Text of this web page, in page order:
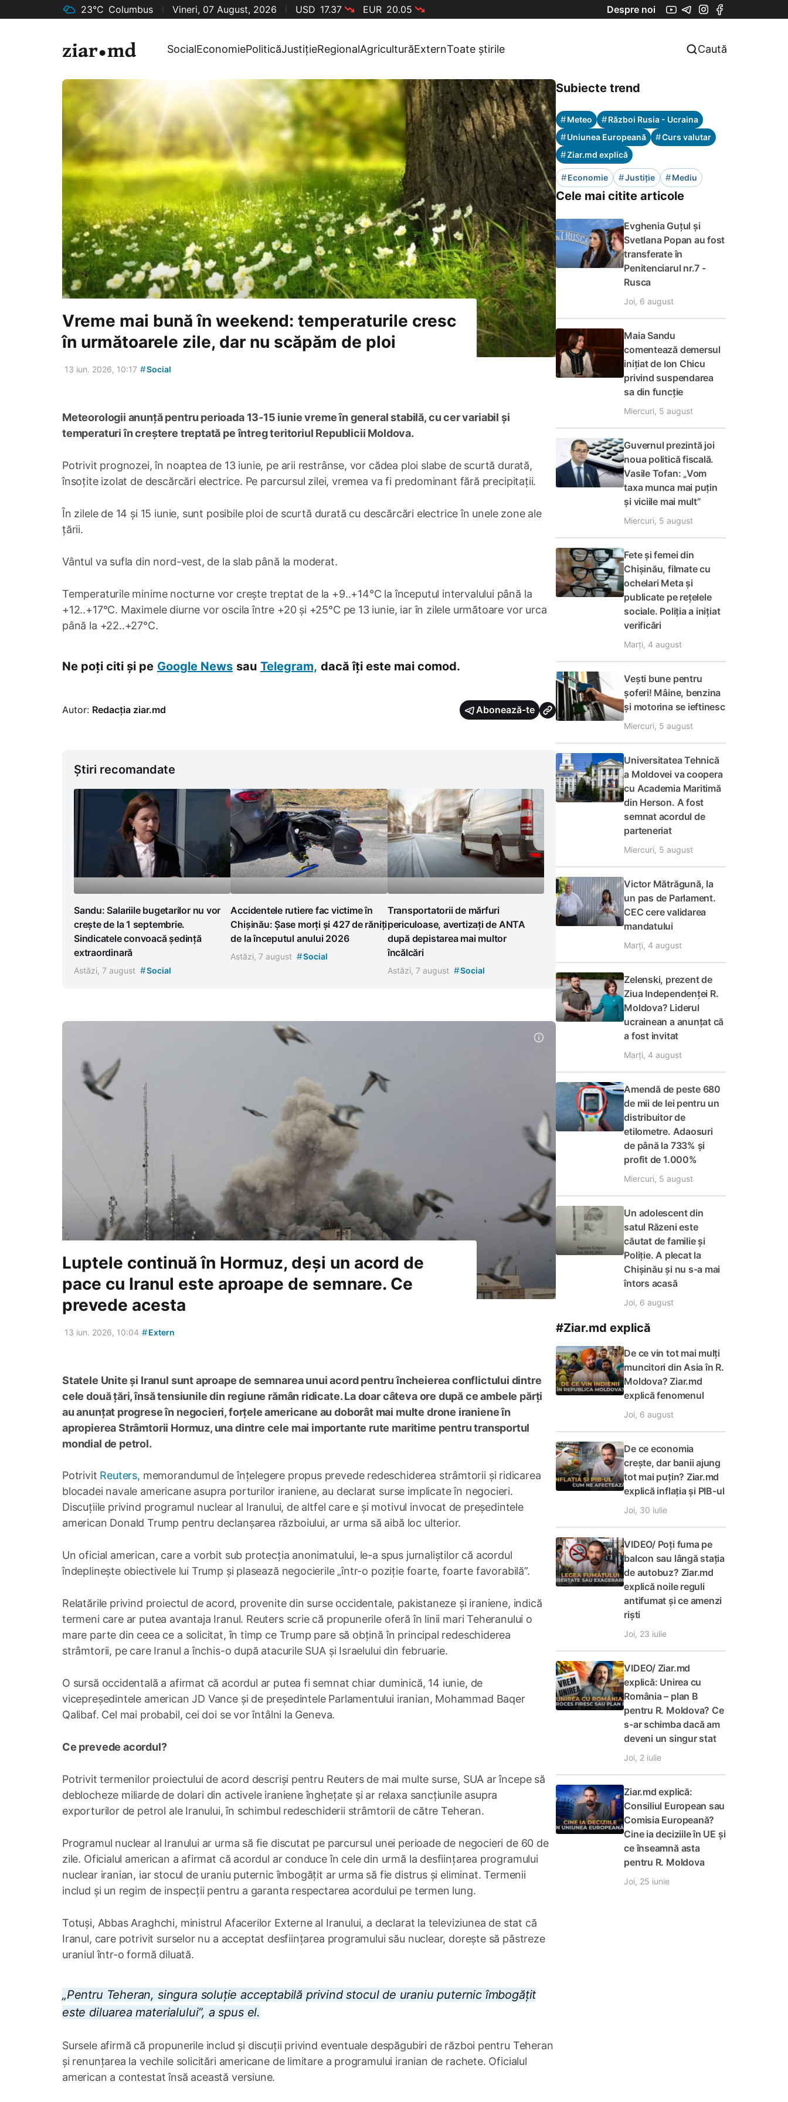
23°C Columbus Vineri, 07 August, 2026 USD 17.37 EUR 20.05 Despre noi
SocialEconomiePoliticăJustițieRegionalAgriculturăExternToate știrile Caută
Vreme mai bună în weekend: temperaturile cresc
în următoarele zile, dar nu scăpăm de ploi
13 iun. 2026, 10:17 #Social
Meteorologii anunță pentru perioada 13-15 iunie vreme în general stabilă, cu cer variabil și
temperaturi în creștere treptată pe întreg teritoriul Republicii Moldova.
Potrivit prognozei, în noaptea de 13 iunie, pe arii restrânse, vor cădea ploi slabe de scurtă durată,
însoțite izolat de descărcări electrice. Pe parcursul zilei, vremea va fi predominant fără precipitații.
În zilele de 14 și 15 iunie, sunt posibile ploi de scurtă durată cu descărcări electrice în unele zone ale
țării.
Vântul va sufla din nord-vest, de la slab până la moderat.
Temperaturile minime nocturne vor crește treptat de la +9..+14°C la începutul intervalului până la
+12..+17°C. Maximele diurne vor oscila între +20 și +25°C pe 13 iunie, iar în zilele următoare vor urca
până la +22..+27°C.
Ne poți citi și pe Google News sau Telegram, dacă îți este mai comod.
Autor: Redacția ziar.md Abonează-te
Știri recomandate
Sandu: Salariile bugetarilor nu vor
crește de la 1 septembrie.
Sindicatele convoacă ședință
extraordinară
Astăzi, 7 august #Social
Accidentele rutiere fac victime în
Chișinău: Șase morți și 427 de răniți
de la începutul anului 2026
Astăzi, 7 august #Social
Transportatorii de mărfuri
periculoase, avertizați de ANTA
după depistarea mai multor
încălcări
Astăzi, 7 august #Social
Luptele continuă în Hormuz, deși un acord de
pace cu Iranul este aproape de semnare. Ce
prevede acesta
13 iun. 2026, 10:04 #Extern
Statele Unite și Iranul sunt aproape de semnarea unui acord pentru încheierea conflictului dintre
cele două țări, însă tensiunile din regiune rămân ridicate. La doar câteva ore după ce ambele părți
au anunțat progrese în negocieri, forțele americane au doborât mai multe drone iraniene în
apropierea Strâmtorii Hormuz, una dintre cele mai importante rute maritime pentru transportul
mondial de petrol.
Potrivit Reuters, memorandumul de înțelegere propus prevede redeschiderea strâmtorii și ridicarea
blocadei navale americane asupra porturilor iraniene, au declarat surse implicate în negocieri.
Discuțiile privind programul nuclear al Iranului, de altfel care e și motivul invocat de președintele
american Donald Trump pentru declanșarea războiului, ar urma să aibă loc ulterior.
Un oficial american, care a vorbit sub protecția anonimatului, le-a spus jurnaliștilor că acordul
îndeplinește obiectivele lui Trump și plasează negocierile „într-o poziție foarte, foarte favorabilă”.
Relatările privind proiectul de acord, provenite din surse occidentale, pakistaneze și iraniene, indică
termeni care ar putea avantaja Iranul. Reuters scrie că propunerile oferă în linii mari Teheranului o
mare parte din ceea ce a solicitat, în timp ce Trump pare să obțină în principal redeschiderea
strâmtorii, pe care Iranul a închis-o după atacurile SUA și Israelului din februarie.
O sursă occidentală a afirmat că acordul ar putea fi semnat chiar duminică, 14 iunie, de
vicepreședintele american JD Vance și de președintele Parlamentului iranian, Mohammad Baqer
Qalibaf. Cel mai probabil, cei doi se vor întâlni la Geneva.
Ce prevede acordul?
Potrivit termenilor proiectului de acord descriși pentru Reuters de mai multe surse, SUA ar începe să
deblocheze miliarde de dolari din activele iraniene înghețate și ar relaxa sancțiunile asupra
exporturilor de petrol ale Iranului, în schimbul redeschiderii strâmtorii de către Teheran.
Programul nuclear al Iranului ar urma să fie discutat pe parcursul unei perioade de negocieri de 60 de
zile. Oficialul american a afirmat că acordul ar conduce în cele din urmă la desființarea programului
nuclear iranian, iar stocul de uraniu puternic îmbogățit ar urma să fie distrus și eliminat. Termenii
includ și un regim de inspecții pentru a garanta respectarea acordului pe termen lung.
Totuși, Abbas Araghchi, ministrul Afacerilor Externe al Iranului, a declarat la televiziunea de stat că
Iranul, care potrivit surselor nu a acceptat desființarea programului său nuclear, dorește să păstreze
uraniul într-o formă diluată.
„Pentru Teheran, singura soluție acceptabilă privind stocul de uraniu puternic îmbogățit
este diluarea materialului”, a spus el.
Sursele afirmă că propunerile includ și discuții privind eventuale despăgubiri de război pentru Teheran
și renunțarea la vechile solicitări americane de limitare a programului iranian de rachete. Oficialul
american a contestat însă această versiune.
Subiecte trend
#Meteo #Război Rusia - Ucraina
#Uniunea Europeană #Curs valutar
#Ziar.md explică
#Economie #Justiție #Mediu
Cele mai citite articole
Evghenia Guțul și
Svetlana Popan au fost
transferate în
Penitenciarul nr.7 -
Rusca
Joi, 6 august
Maia Sandu
comentează demersul
inițiat de Ion Chicu
privind suspendarea
sa din funcție
Miercuri, 5 august
Guvernul prezintă joi
noua politică fiscală.
Vasile Tofan: „Vom
taxa munca mai puțin
și viciile mai mult”
Miercuri, 5 august
Fete și femei din
Chișinău, filmate cu
ochelari Meta și
publicate pe rețelele
sociale. Poliția a inițiat
verificări
Marți, 4 august
Vești bune pentru
șoferi! Mâine, benzina
și motorina se ieftinesc
Miercuri, 5 august
Universitatea Tehnică
a Moldovei va coopera
cu Academia Maritimă
din Herson. A fost
semnat acordul de
parteneriat
Miercuri, 5 august
Victor Mătrăgună, la
un pas de Parlament.
CEC cere validarea
mandatului
Marți, 4 august
Zelenski, prezent de
Ziua Independenței R.
Moldova? Liderul
ucrainean a anunțat că
a fost invitat
Marți, 4 august
Amendă de peste 680
de mii de lei pentru un
distribuitor de
etilometre. Adaosuri
de până la 733% și
profit de 1.000%
Miercuri, 5 august
Un adolescent din
satul Răzeni este
căutat de familie și
Poliție. A plecat la
Chișinău și nu s-a mai
întors acasă
Joi, 6 august
#Ziar.md explică
De ce vin tot mai mulți
muncitori din Asia în R.
Moldova? Ziar.md
explică fenomenul
Joi, 6 august
De ce economia
crește, dar banii ajung
tot mai puțin? Ziar.md
explică inflația și PIB-ul
Joi, 30 iulie
VIDEO/ Poți fuma pe
balcon sau lângă stația
de autobuz? Ziar.md
explică noile reguli
antifumat și ce amenzi
riști
Joi, 23 iulie
VIDEO/ Ziar.md
explică: Unirea cu
România – plan B
pentru R. Moldova? Ce
s-ar schimba dacă am
deveni un singur stat
Joi, 2 iulie
Ziar.md explică:
Consiliul European sau
Comisia Europeană?
Cine ia deciziile în UE și
ce înseamnă asta
pentru R. Moldova
Joi, 25 iunie